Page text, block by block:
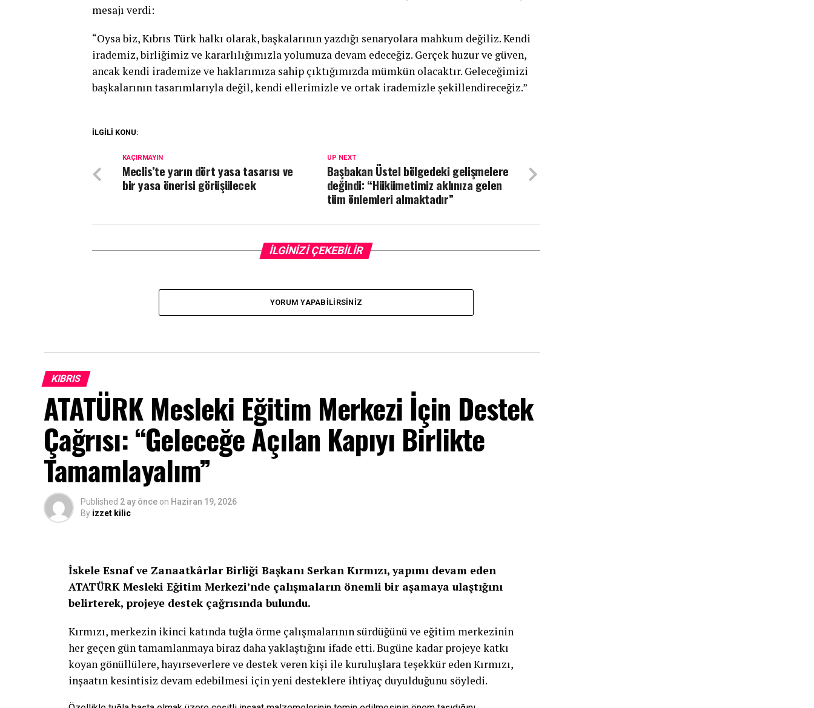
mesajı verdi:
“Oysa biz, Kıbrıs Türk halkı olarak, başkalarının yazdığı senaryolara mahkum değiliz. Kendi
irademiz, birliğimiz ve kararlılığımızla yolumuza devam edeceğiz. Gerçek huzur ve güven,
ancak kendi irademize ve haklarımıza sahip çıktığımızda mümkün olacaktır. Geleceğimizi
başkalarının tasarımlarıyla değil, kendi ellerimizle ve ortak irademizle şekillendireceğiz.”
İLGİLİ KONU:
UP NEXT
Başbakan Üstel bölgedeki gelişmelere
değindi: “Hükümetimiz aklınıza gelen
tüm önlemleri almaktadır”
KAÇIRMAYIN
Meclis’te yarın dört yasa tasarısı ve
bir yasa önerisi görüşülecek
İLGİNİZİ ÇEKEBİLİR
YORUM YAPABILIRSINIZ
KIBRIS
ATATÜRK Mesleki Eğitim Merkezi İçin Destek
Çağrısı: “Geleceğe Açılan Kapıyı Birlikte
Tamamlayalım”
Published 2 ay önce on Haziran 19, 2026
By izzet kilic
İskele Esnaf ve Zanaatkârlar Birliği Başkanı Serkan Kırmızı, yapımı devam eden
ATATÜRK Mesleki Eğitim Merkezi’nde çalışmaların önemli bir aşamaya ulaştığını
belirterek, projeye destek çağrısında bulundu.
Kırmızı, merkezin ikinci katında tuğla örme çalışmalarının sürdüğünü ve eğitim merkezinin
her geçen gün tamamlanmaya biraz daha yaklaştığını ifade etti. Bugüne kadar projeye katkı
koyan gönüllülere, hayırseverlere ve destek veren kişi ile kuruluşlara teşekkür eden Kırmızı,
inşaatın kesintisiz devam edebilmesi için yeni desteklere ihtiyaç duyulduğunu söyledi.